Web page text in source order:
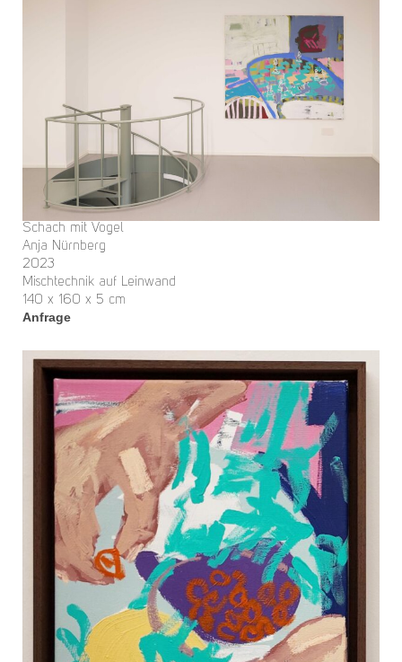
Schach mit Vogel
Anja Nürnberg
2023
Mischtechnik auf Leinwand
140 x 160 x 5 cm
Anfrage